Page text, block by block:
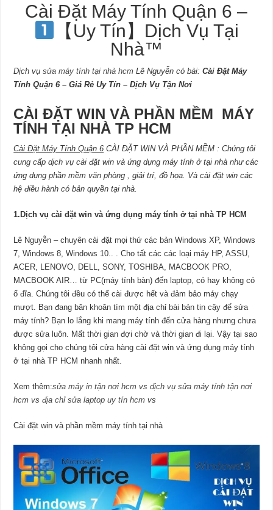
Cài Đặt Máy Tính Quận 6 –
【Uy Tín】Dịch Vụ Tại
Nhà™
Dịch vụ sửa máy tính tại nhà hcm Lê Nguyễn có bài:Cài Đặt Máy
Tính Quận 6 – Giá Rẻ Uy Tín – Dịch Vụ Tận Nơi
CÀI ĐẶT WIN VÀ PHẦN MỀM MÁY
TÍNH TẠI NHÀ TP HCM
Cài Đặt Máy Tính Quận 6 CÀI ĐẶT WIN VÀ PHẦN MỀM : Chúng tôi
cung cấp dịch vụ cài đặt win và ứng dụng máy tính ở tại nhà như các
ứng dụng phần mềm văn phòng , giải trí, đồ họa. Và cài đặt win các
hệ điều hành có bản quyền tại nhà.
1.Dịch vụ cài đặt win và ứng dụng máy tính ở tại nhà TP HCM
Lê Nguyễn – chuyên cài đặt mọi thứ các bản Windows XP, Windows
7, Windows 8, Windows 10.. . Cho tất các các loại máy HP, ASSU,
ACER, LENOVO, DELL, SONY, TOSHIBA, MACBOOK PRO,
MACBOOK AIR… từ PC(máy tính bàn) đến laptop, có hay không có
ổ đĩa. Chúng tôi đều có thể cài được hết và đảm bảo máy chạy
mượt. Bạn đang băn khoăn tìm một địa chỉ bài bản tin cậy để sửa
máy tính? Bạn lo lắng khi mang máy tính đến cửa hàng nhưng chưa
được sửa luôn. Mất thời gian đợi chờ và thời gian đi lại. Vậy tại sao
không gọi cho chúng tôi cửa hàng cài đặt win và ứng dụng máy tính
ở tại nhà TP HCM nhanh nhất.
Xem thêm:sửa máy in tận nơi hcm vsdịch vụ sửa máy tính tận nơi
hcm vsđịa chỉ sửa laptop uy tín hcm vs
Cài đặt win và phần mềm máy tính tại nhà